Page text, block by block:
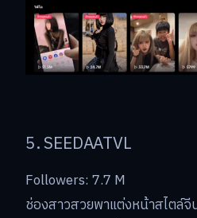
5. SEEDAATVL
Followers: 7.7 M
ช่องสาวสวยพาแต่งหน้าสไตล์จี